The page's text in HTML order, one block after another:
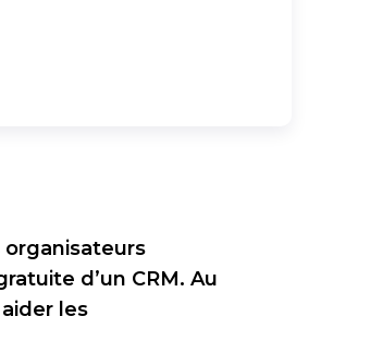
d’un CRM. Au
les